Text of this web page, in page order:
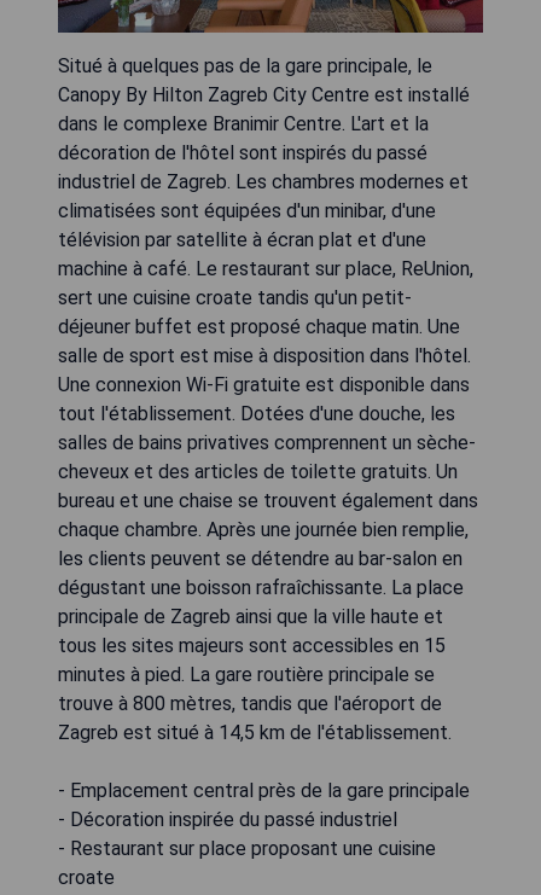
Situé à quelques pas de la gare principale, le
Canopy By Hilton Zagreb City Centre est installé
dans le complexe Branimir Centre. L'art et la
décoration de l'hôtel sont inspirés du passé
industriel de Zagreb. Les chambres modernes et
climatisées sont équipées d'un minibar, d'une
télévision par satellite à écran plat et d'une
machine à café. Le restaurant sur place, ReUnion,
sert une cuisine croate tandis qu'un petit-
déjeuner buffet est proposé chaque matin. Une
salle de sport est mise à disposition dans l'hôtel.
Une connexion Wi-Fi gratuite est disponible dans
tout l'établissement. Dotées d'une douche, les
salles de bains privatives comprennent un sèche-
cheveux et des articles de toilette gratuits. Un
bureau et une chaise se trouvent également dans
chaque chambre. Après une journée bien remplie,
les clients peuvent se détendre au bar-salon en
dégustant une boisson rafraîchissante. La place
principale de Zagreb ainsi que la ville haute et
tous les sites majeurs sont accessibles en 15
minutes à pied. La gare routière principale se
trouve à 800 mètres, tandis que l'aéroport de
Zagreb est situé à 14,5 km de l'établissement.
- Emplacement central près de la gare principale
- Décoration inspirée du passé industriel
- Restaurant sur place proposant une cuisine
croate